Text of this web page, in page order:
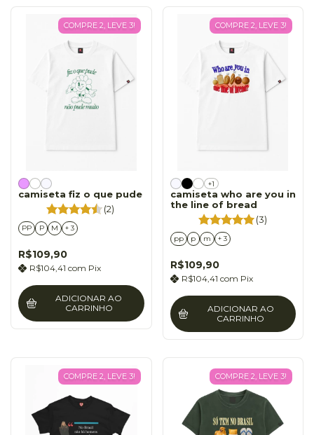
COMPRE 2, LEVE 3!
camiseta fiz o que pude
(2)
PP P M + 3
R$109,90
R$104,41 com Pix
ADICIONAR AO
CARRINHO
COMPRE 2, LEVE 3!
+1
camiseta who are you in
the line of bread
(3)
pp p m + 3
R$109,90
R$104,41 com Pix
ADICIONAR AO
CARRINHO
COMPRE 2, LEVE 3! COMPRE 2, LEVE 3!